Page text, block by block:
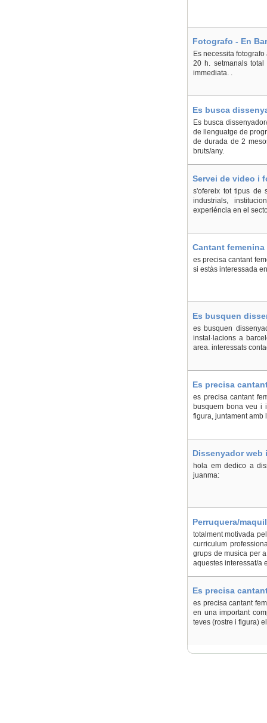
Fotografo - En
Es necessita
20 h. setmanals total
immediata. .
Es busca
Es busca
de llenguatge de
de durada de 2
bruts/any.
Servei de video i
s'ofereix tot tipus de
industrials,
experiéncia en el
Cantant
es precisa cantant
si estàs interessada
Es busquen
es busquen
instal·lacions a
area. interessats
Es precisa
es precisa cantant
busquem bona veu i
figura, juntament amb
Dissenyador web
hola em dedico a
juanma:
Perruquera/
totalment motivada
curriculum
grups de musica per
aquestes interessat/a
Es precisa
es precisa cantant
en una important
teves (rostre i figura)